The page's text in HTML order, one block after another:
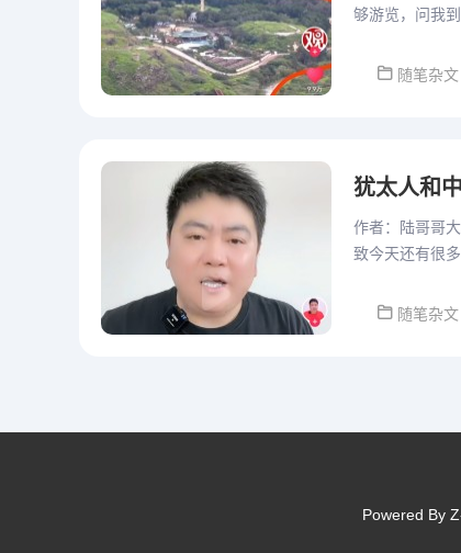
够游览，问我
随笔杂文
犹太人和
作者：陆哥哥
致今天还有很
随笔杂文
Powered By